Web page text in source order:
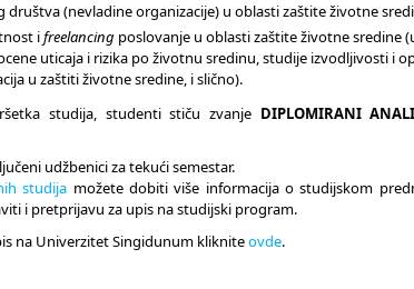
društva (nevladine organizacije) u oblasti zaštite životne
ifreelancing poslovanje u oblasti zaštite životne sredine
uticaja i rizika po životnu sredinu, studije izvodljivosti i
u zaštiti životne sredine, i slično).
studija, studenti stiču zvanje DIPLOMIRANI
udžbenici za tekući semestar.
studija možete dobiti više informacija o studijskom
i pretprijavu za upis na studijski program.
na Univerzitet Singidunum klikniteovde.